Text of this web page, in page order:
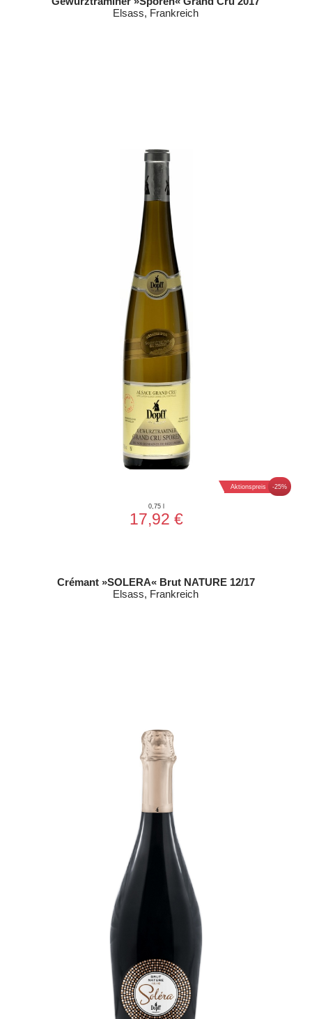
Elsass, Frankreich
-25%
Aktionspreis
0,75 l
17,92 €
Crémant »SOLERA« Brut NATURE 12/17
Elsass, Frankreich